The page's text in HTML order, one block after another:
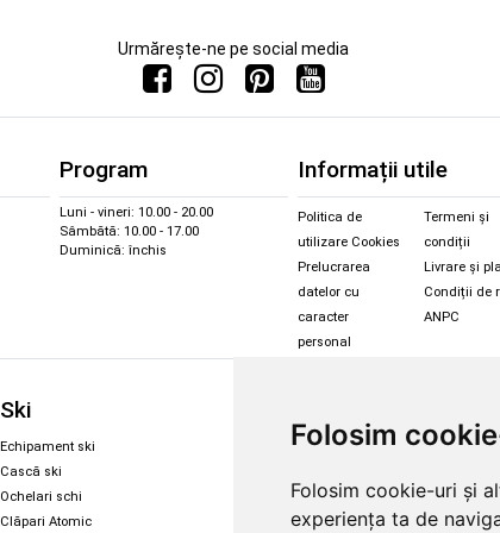
Folosim
Folosim cookie-uri și
experiența ta de
Urmărește-ne pe social media
Program
Luni - vineri: 10.00 - 20.00
Sâmbătă: 10.00 - 17.00
Duminică: închis
Informații utile
Politica de
utilizare Cookies
Prelucrarea
datelor cu
caracter
personal
Termeni și
condiții
Livrare și
Condiții de
ANPC
Ski
Echipament ski
Cască ski
Ochelari schi
Clăpari Atomic
Magazin snowboard
Legături Rome SDS